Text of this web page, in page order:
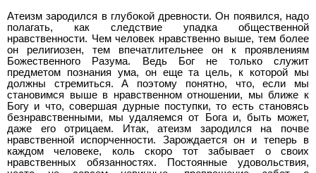
Атеизм зародился в глубокой древности. Он появился, надо
полагать, как следствие упадка общественной
нравственности. Чем человек нравственно выше, тем более
он религиозен, тем впечатлительнее он к проявлениям
Божественного Разума. Ведь Бог не только служит
предметом познания ума, он еще та цель, к которой мы
должны стремиться. А поэтому понятно, что, если мы
становимся выше в нравственном отношении, мы ближе к
Богу и что, совершая дурные поступки, то есть становясь
безнравственными, мы удаляемся от Бога и, быть может,
даже его отрицаем. Итак, атеизм зародился на почве
нравственной испорченности. Зарождается он и теперь в
каждом человеке, коль скоро тот забывает о своих
нравственных обязанностях. Постоянные удовольствия,